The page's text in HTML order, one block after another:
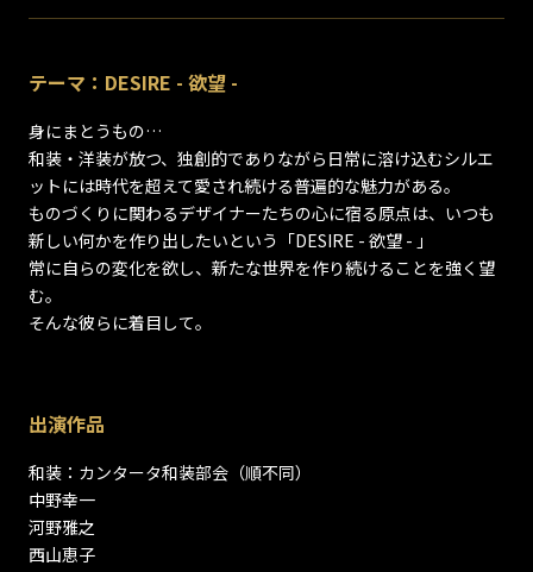
テーマ：DESIRE - 欲望 -
身にまとうもの…
和装・洋装が放つ、独創的でありながら日常に溶け込むシルエ
ットには時代を超えて愛され続ける普遍的な魅力がある。
ものづくりに関わるデザイナーたちの心に宿る原点は、いつも
新しい何かを作り出したいという「DESIRE - 欲望 - 」
常に自らの変化を欲し、新たな世界を作り続けることを強く望
む。
そんな彼らに着目して。
出演作品
和装：カンタータ和装部会（順不同）
中野幸一
河野雅之
西山恵子